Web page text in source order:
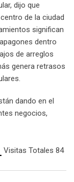
dijo que
de la ciudad
significan
dentro
de arreglos
genera retrasos
dando en el
negocios,
Visitas Totales 84